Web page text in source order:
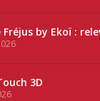
by Ekoï :
3D